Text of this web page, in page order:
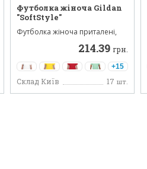
Футболка жіноча Gildan
"SoftStyle"
Футболка жіноча приталені,
виготовлена ​​з 100% ба...
214.39 грн.
+15
Склад Київ 17 шт.